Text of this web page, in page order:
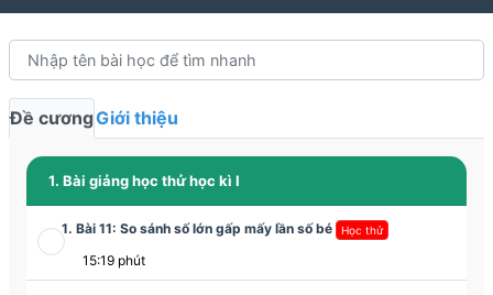
Đề cươngGiới thiệu
1. Bài giảng học thử học kì I
1. Bài 11: So sánh số lớn gấp mấy lần số bé Học thử
15:19 phút